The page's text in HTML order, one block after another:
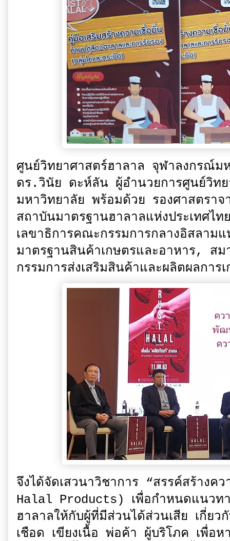
ศูนย์วิทยาศาสตร์ฮาลาล จุฬาลงกรณ์ม
ดร.วินัย ดะห์ลัน ผู้อำนวยการศูนย์วิท
มหาวิทยาลัย พร้อมด้วย รองศาสตรา
สถาบันมาตรฐานฮาลาลแห่งประเทศ
เลขาธิการคณะกรรมการกลางอิสลา
มาตรฐานสินค้าเกษตรและอาหาร, ส
กรรมการส่งเสริมสินค้าและผลิตผลกา
จึงได้จัดเสวนาวิชาการ “สรรค์สร้า
Halal Products) เพื่อกำหนดแนวทา
ฮาลาลให้กับผู้ที่มีส่วนได้ส่วนเสีย เกี่ยว
เชือด เขียงเนื้อ พ่อค้า ผู้บริโภค เพื่อห